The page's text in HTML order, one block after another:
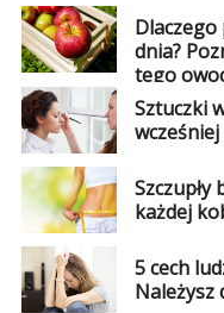
Dlaczego
dnia?
tego
Sztuczki
wcześniej
każdej
5 cech
Należysz